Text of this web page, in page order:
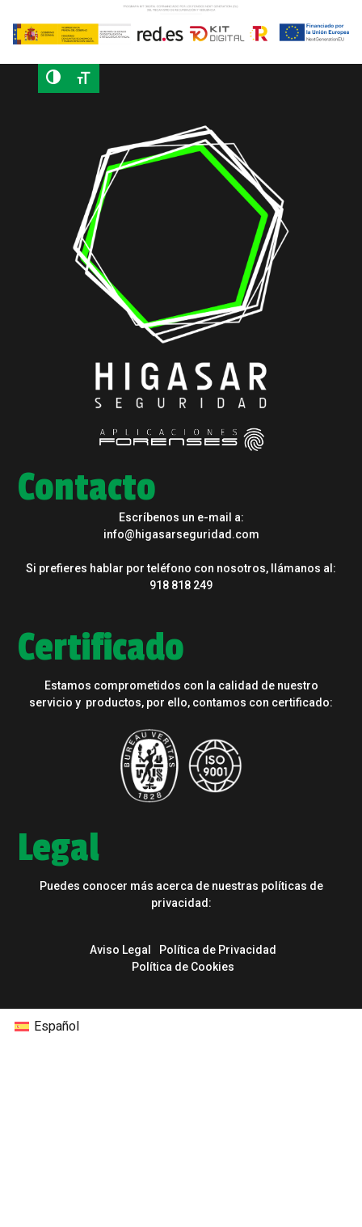
Contacto
Escríbenos un e-mail a:
info@higasarseguridad.com
Si prefieres hablar por teléfono con nosotros, llámanos al:
918 818 249
Certificado
Estamos comprometidos con la calidad de nuestro
servicio y productos, por ello, contamos con certificado:
Legal
Puedes conocer más acerca de nuestras políticas de
privacidad:
Aviso Legal
Política de Privacidad
Política de Cookies
Español